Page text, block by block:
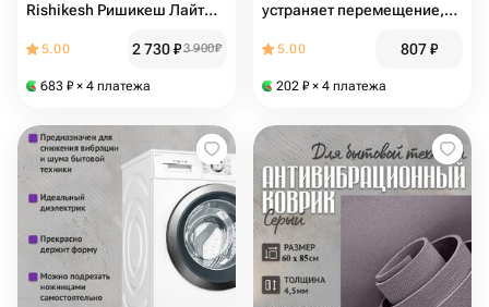
Rishikesh Ришикеш Лайт
нескользящий, Bodhi Бодхи
5.00 2 730₽3 900₽
683 ₽ × 4 платежа
устраняет перемещение,
(под технику) фиолетовый
5.00 807₽
202 ₽ × 4 платежа